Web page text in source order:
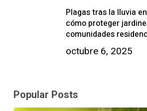
Plagas tras la lluvia
cómo proteger
comunidades
octubre 6, 2025
Popular Posts